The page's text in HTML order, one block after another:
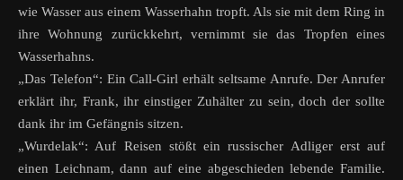
wie Wasser aus einem Wasserhahn tropft. Als sie mit dem Ring in
ihre Wohnung zurückkehrt, vernimmt sie das Tropfen eines
Wasserhahns.
„Das Telefon“: Ein Call-Girl erhält seltsame Anrufe. Der Anrufer
erklärt ihr, Frank, ihr einstiger Zuhälter zu sein, doch der sollte
dank ihr im Gefängnis sitzen.
„Wurdelak“: Auf Reisen stößt ein russischer Adliger erst auf
einen Leichnam, dann auf eine abgeschieden lebende Familie.